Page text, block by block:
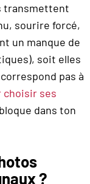
transmettent
sourire forcé,
un manque de
soit elles
pas à
choisir ses
dans ton
?